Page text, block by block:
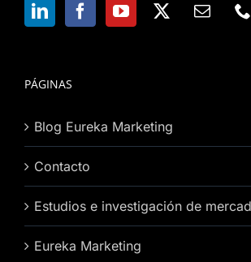
PÁGINAS
Blog Eureka Marketing
Contacto
Estudios e investigación de
Eureka Marketing